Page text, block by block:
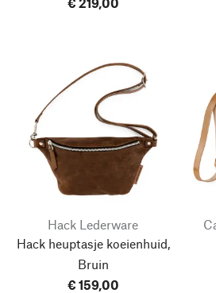
Hack Lederware
Hack heuptasje koeienhuid,
Bruin
€ 159,00